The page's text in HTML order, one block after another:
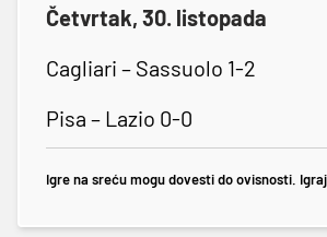
Četvrtak, 30. listopada
Cagliari – Sassuolo 1-2
Pisa – Lazio 0-0
Igre na sreću mogu dovesti do ovisnosti.